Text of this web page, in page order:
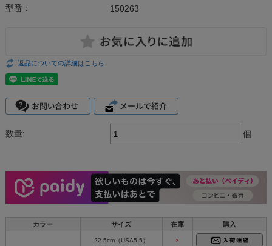
型番：
150263
返品についての詳細はこちら
数量: 個
カラー サイズ 在庫 購入
22.5cm（USA5.5） ×